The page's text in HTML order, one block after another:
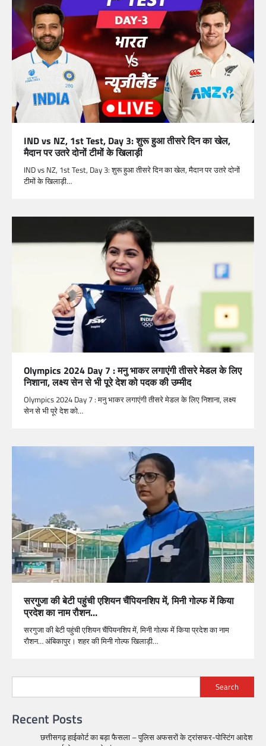
IND vs NZ, 1st Test, Day 3: शुरू हुआ तीसरे दिन का खेल,
मैदान पर उतरे दोनों टीमों के खिलाड़ी
IND vs NZ, 1st Test, Day 3: शुरू हुआ तीसरे दिन का खेल, मैदान पर उतरे दोनों
टीमों के खिलाड़ी…
Olympics 2024 Day 7 : मनु भाकर लगाएंगी तीसरे मेडल के लिए
निशाना, लक्ष्य सेन से भी पूरे देश को पदक की उम्मीद
Olympics 2024 Day 7 : मनु भाकर लगाएंगी तीसरे मेडल के लिए निशाना, लक्ष्य
सेन से भी पूरे देश को…
सरगुजा की बेटी पहुंची एशियन चैंपियनशिप में, मिनी गोल्फ में किया
प्रदेश का नाम रौशन…
सरगुजा की बेटी पहुंची एशियन चैंपियनशिप में, मिनी गोल्फ में किया प्रदेश का नाम
रौशन… अंबिकापुर। शहर की मिनी गोल्फ खिलाड़ी…
Search
Recent Posts
छत्तीसगढ़ हाईकोर्ट का बड़ा फैसला – पुलिस अफसरों के ट्रांसफर-पोस्टिंग आदेश